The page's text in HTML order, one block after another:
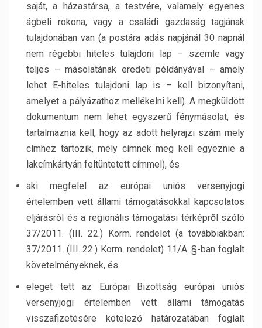
saját, a házastársa, a testvére, valamely egyenes
ágbeli rokona, vagy a családi gazdaság tagjának
tulajdonában van (a postára adás napjánál 30 napnál
nem régebbi hiteles tulajdoni lap – szemle vagy
teljes – másolatának eredeti példányával – amely
lehet E-hiteles tulajdoni lap is – kell bizonyítani,
amelyet a pályázathoz mellékelni kell). A megküldött
dokumentum nem lehet egyszerű fénymásolat, és
tartalmaznia kell, hogy az adott helyrajzi szám mely
címhez tartozik, mely címnek meg kell egyeznie a
lakcímkártyán feltüntetett címmel), és
aki megfelel az európai uniós versenyjogi
értelemben vett állami támogatásokkal kapcsolatos
eljárásról és a regionális támogatási térképről szóló
37/2011. (III. 22.) Korm. rendelet (a továbbiakban:
37/2011. (III. 22.) Korm. rendelet) 11/A. §-ban foglalt
követelményeknek, és
eleget tett az Európai Bizottság európai uniós
versenyjogi értelemben vett állami támogatás
visszafizetésére kötelező határozatában foglalt